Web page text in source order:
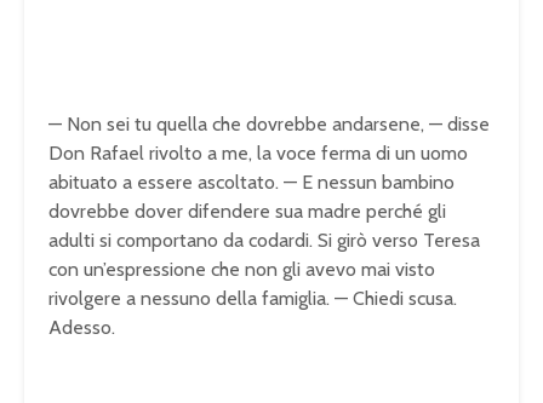
— Non sei tu quella che dovrebbe andarsene, — disse
Don Rafael rivolto a me, la voce ferma di un uomo
abituato a essere ascoltato. — E nessun bambino
dovrebbe dover difendere sua madre perché gli
adulti si comportano da codardi. Si girò verso Teresa
con un’espressione che non gli avevo mai visto
rivolgere a nessuno della famiglia. — Chiedi scusa.
Adesso.